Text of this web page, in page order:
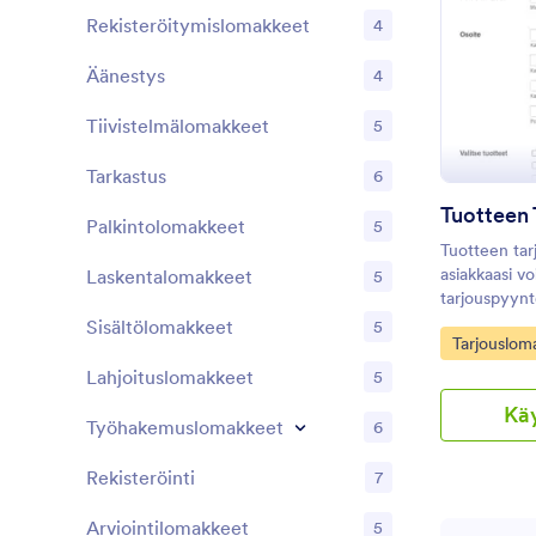
Tuotteen
Tuotteen
asiakkaasi
valmistaja
lomaketta
käynnissä
avulla voit
Go to
Rekisteröitymislomakkeet 4
Äänestys 4
Tiivistelmälomakkeet 5
Tarkastus 6
Palkintolomakkeet 5
Laskentalomakkeet 5
Sisältölomakkeet 5
Lahjoituslomakkeet 5
Työhakemuslomakkeet 6
Rekisteröinti 7
Arviointilomakkeet 5